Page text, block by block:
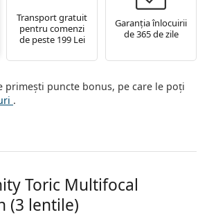
Transport gratuit
pentru comenzi
de peste 199 Lei
Garanția înlocuirii
de 365 de zile
primești puncte bonus, pe care le poți
.
Toric Multifocal
(3 lentile)